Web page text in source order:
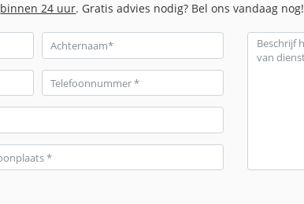
binnen 24 uur. Gratis advies nodig? Bel ons vandaag nog!